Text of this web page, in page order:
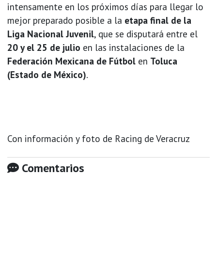
intensamente en los próximos días para llegar lo
mejor preparado posible a la etapa final de la
Liga Nacional Juvenil, que se disputará entre el
20 y el 25 de julio en las instalaciones de la
Federación Mexicana de Fútbol en Toluca
(Estado de México).
Con información y foto de Racing de Veracruz
Comentarios